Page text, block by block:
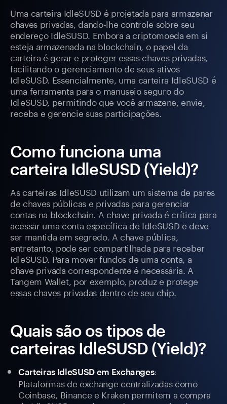
Uma carteira IdleSUSD é projetada para armazenar
chaves privadas, dando-lhe controle sobre seu
endereço IdleSUSD. Embora a criptomoeda em si
esteja armazenada na blockchain, o papel da
carteira é gerar e proteger essas chaves privadas,
facilitando o gerenciamento de seus ativos
IdleSUSD. Essencialmente, uma carteira IdleSUSD é
uma ferramenta para o manuseio seguro do
IdleSUSD, permitindo que você armazene, envie,
receba e gerencie suas participações.
Como funciona uma
carteira IdleSUSD (Yield)?
As carteiras IdleSUSD utilizam um sistema de pares
de chaves públicas e privadas para gerenciar
contas na blockchain. A chave privada é crítica para
acessar uma conta específica de IdleSUSD e deve
ser mantida em segredo. A chave pública,
entretanto, pode ser compartilhada para receber
IdleSUSD. Para mover fundos de uma conta, a
chave privada correspondente é necessária. A
Tangem Wallet, por exemplo, produz e protege
essas chaves privadas dentro de seu chip.
Quais são os tipos de
carteiras IdleSUSD (Yield)?
Carteiras IdleSUSD em Exchanges:
Plataformas de exchange centralizadas como
Coinbase, Binance e Kraken permitem a compra